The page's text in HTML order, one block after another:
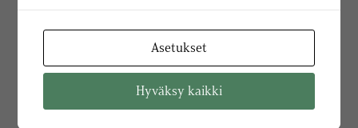
Asetukset
Hyväksy kaikki